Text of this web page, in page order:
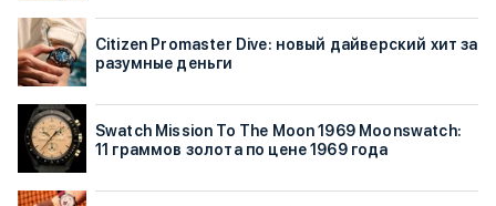
Citizen Promaster Dive: новый дайверский хит за
разумные деньги
Swatch Mission To The Moon 1969 Moonswatch:
11 граммов золота по цене 1969 года